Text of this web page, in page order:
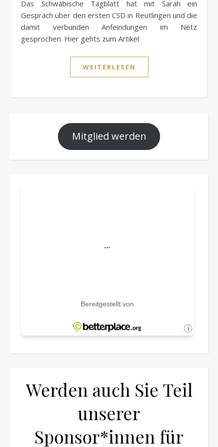
Das Schwäbische Tagblatt hat mit Sarah ein
Gespräch über den ersten CSD in Reutlingen und die
damit verbunden Anfeindungen im Netz
gesprochen. Hier gehts zum Artikel
WEITERLESEN
Mitglied werden
Werden auch Sie Teil
unserer
Sponsor*innen für